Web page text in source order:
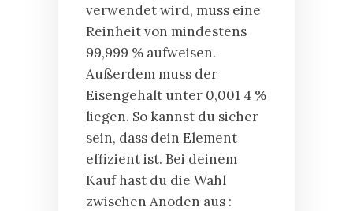
verwendet wird, muss eine
Reinheit von mindestens
99,999 % aufweisen.
Außerdem muss der
Eisengehalt unter 0,001 4 %
liegen. So kannst du sicher
sein, dass dein Element
effizient ist. Bei deinem
Kauf hast du die Wahl
zwischen Anoden aus :